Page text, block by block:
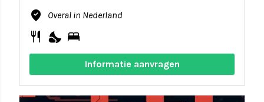
where_to_vote
Overal in Nederland
restaurant nights_stay bed
Informatie aanvragen